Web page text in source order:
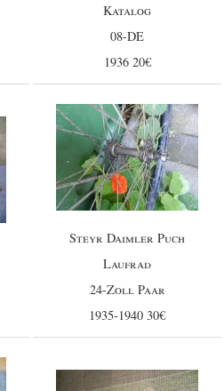
Katalog
08-DE
1936 20€
Steyr Daimler Puch
Laufrad
24-Zoll Paar
1935-1940 30€